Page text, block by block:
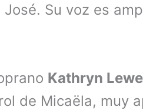
Su voz es
Kathryn
de Micaëla, muy